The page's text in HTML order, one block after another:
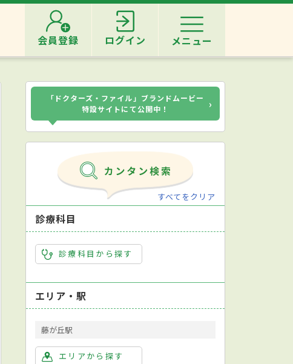
会員登録 ログイン メニュー
「ドクターズ・ファイル」ブランドムービー
特設サイトにて公開中！
›
すべてをクリア
診療科目
診療科目から探す
エリア・駅
藤が丘駅
エリアから探す